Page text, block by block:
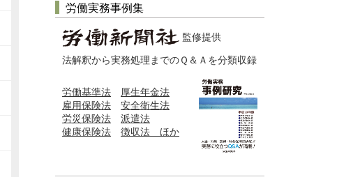
労働実務事例集
監修提供
法解釈から実務処理までのＱ＆Ａを分類収録
労働基準法
厚生年金法
雇用保険法
安全衛生法
労災保険法
派遣法
健康保険法
徴収法 ほか